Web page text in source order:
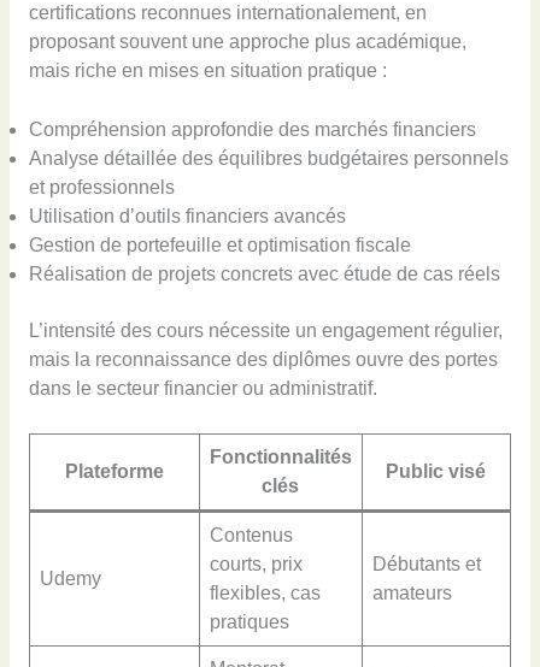
certifications reconnues internationalement, en
proposant souvent une approche plus académique,
mais riche en mises en situation pratique :
Compréhension approfondie des marchés financiers
Analyse détaillée des équilibres budgétaires personnels
et professionnels
Utilisation d’outils financiers avancés
Gestion de portefeuille et optimisation fiscale
Réalisation de projets concrets avec étude de cas réels
L’intensité des cours nécessite un engagement régulier,
mais la reconnaissance des diplômes ouvre des portes
dans le secteur financier ou administratif.
Plateforme
Fonctionnalités
clés
Public visé
Udemy
Contenus
courts, prix
flexibles, cas
pratiques
Débutants et
amateurs